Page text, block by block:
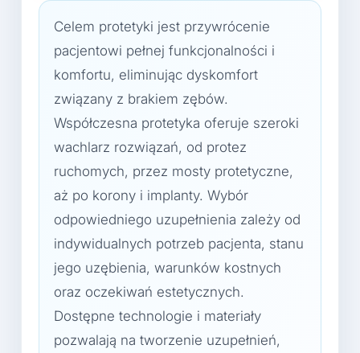
Celem protetyki jest przywrócenie
pacjentowi pełnej funkcjonalności i
komfortu, eliminując dyskomfort
związany z brakiem zębów.
Współczesna protetyka oferuje szeroki
wachlarz rozwiązań, od protez
ruchomych, przez mosty protetyczne,
aż po korony i implanty. Wybór
odpowiedniego uzupełnienia zależy od
indywidualnych potrzeb pacjenta, stanu
jego uzębienia, warunków kostnych
oraz oczekiwań estetycznych.
Dostępne technologie i materiały
pozwalają na tworzenie uzupełnień,